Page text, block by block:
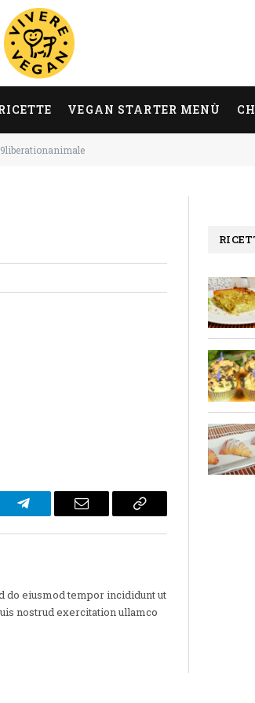
VEGAN STARTER MENÙ
Telegram Email
Copy
do eiusmod tempor incididunt ut
nostrud exercitation ullamco